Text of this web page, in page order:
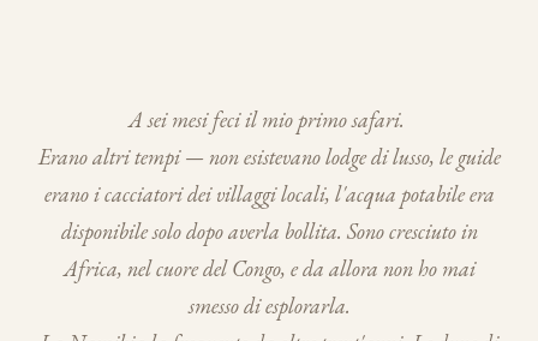
A sei mesi feci il mio primo safari.
Erano altri tempi — non esistevano lodge di lusso, le guide
erano i cacciatori dei villaggi locali, l'acqua potabile era
disponibile solo dopo averla bollita. Sono cresciuto in
Africa, nel cuore del Congo, e da allora non ho mai
smesso di esplorarla.